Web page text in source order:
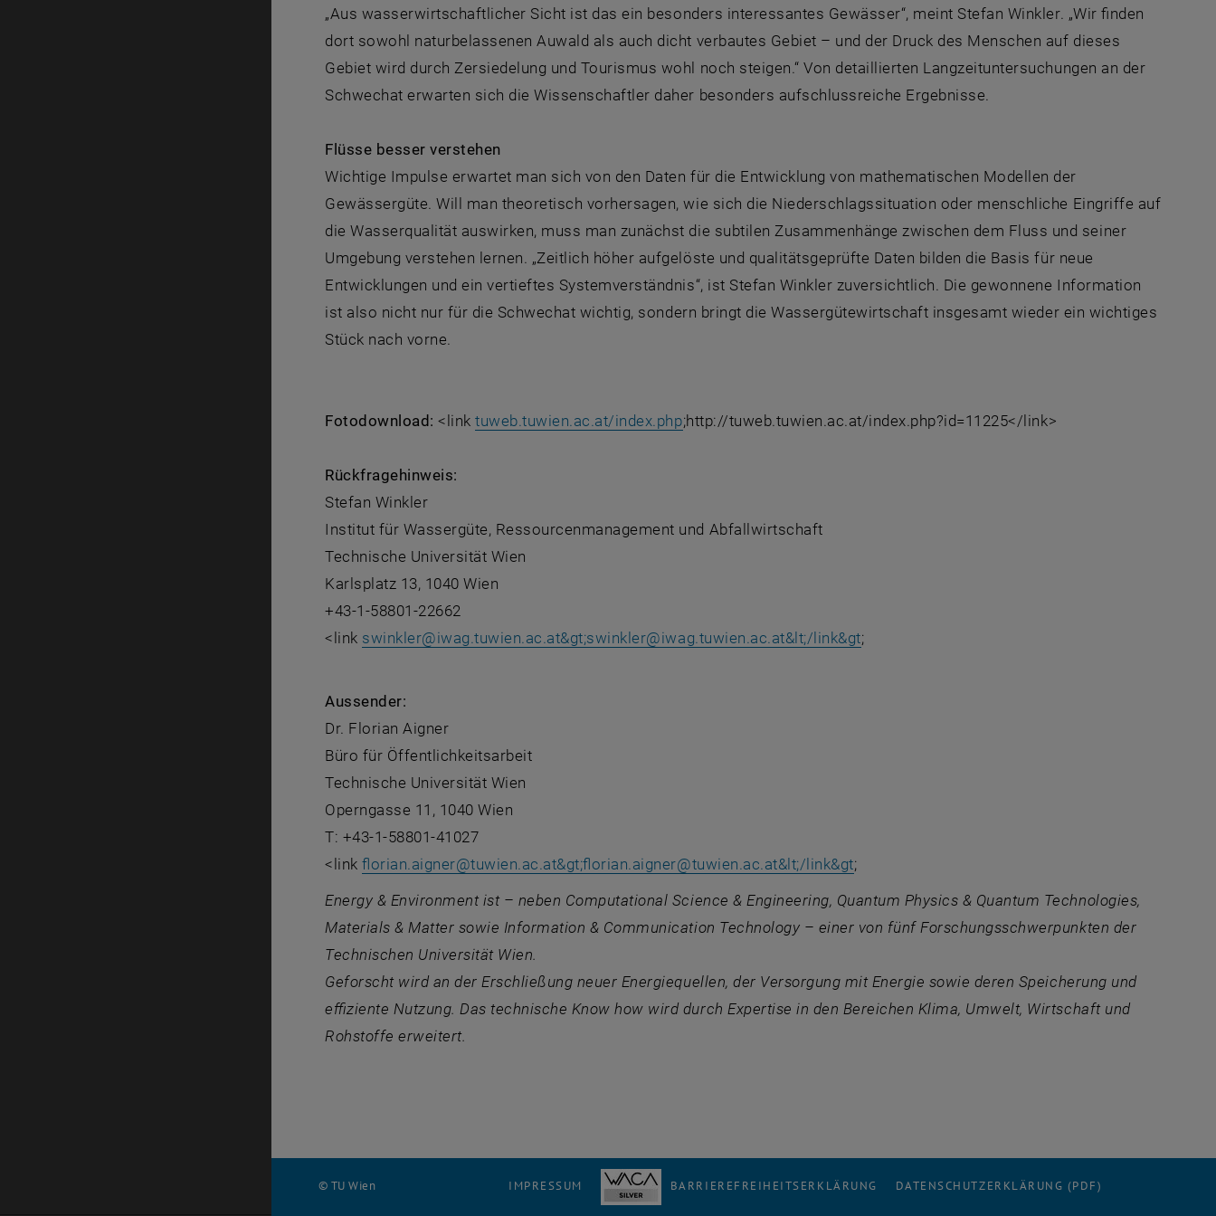
„Aus wasserwirtschaftlicher Sicht ist das ein besonders interessantes Gewässer“, meint Stefan Winkler. „Wir finden
dort sowohl naturbelassenen Auwald als auch dicht verbautes Gebiet – und der Druck des Menschen auf dieses
Gebiet wird durch Zersiedelung und Tourismus wohl noch steigen.“ Von detaillierten Langzeituntersuchungen an der
Schwechat erwarten sich die Wissenschaftler daher besonders aufschlussreiche Ergebnisse.
Flüsse besser verstehen
Wichtige Impulse erwartet man sich von den Daten für die Entwicklung von mathematischen Modellen der
Gewässergüte. Will man theoretisch vorhersagen, wie sich die Niederschlagssituation oder menschliche Eingriffe auf
die Wasserqualität auswirken, muss man zunächst die subtilen Zusammenhänge zwischen dem Fluss und seiner
Umgebung verstehen lernen. „Zeitlich höher aufgelöste und qualitätsgeprüfte Daten bilden die Basis für neue
Entwicklungen und ein vertieftes Systemverständnis“, ist Stefan Winkler zuversichtlich. Die gewonnene Information
ist also nicht nur für die Schwechat wichtig, sondern bringt die Wassergütewirtschaft insgesamt wieder ein wichtiges
Stück nach vorne.
Fotodownload: <linktuweb.tuwien.ac.at/index.php;http://tuweb.tuwien.ac.at/index.php?id=11225</link>
Rückfragehinweis:
Stefan Winkler
Institut für Wassergüte, Ressourcenmanagement und Abfallwirtschaft
Technische Universität Wien
Karlsplatz 13, 1040 Wien
+43-1-58801-22662
<link swinkler@iwag.tuwien.ac.at&gt;swinkler@iwag.tuwien.ac.at&lt;/link&gt;
Aussender:
Dr. Florian Aigner
Büro für Öffentlichkeitsarbeit
Technische Universität Wien
Operngasse 11, 1040 Wien
T: +43-1-58801-41027
<linkflorian.aigner@tuwien.ac.at&gt;florian.aigner@tuwien.ac.at&lt;/link&gt;
Energy & Environmentist – neben Computational Science & Engineering, Quantum Physics & Quantum Technologies,
Materials & Matter sowie Information & Communication Technology – einer von fünf Forschungsschwerpunkten der
Technischen Universität Wien.
Geforscht wird an der Erschließung neuer Energiequellen, der Versorgung mit Energie sowie deren Speicherung und
effiziente Nutzung. Das technische Know how wird durch Expertise in den Bereichen Klima, Umwelt, Wirtschaft und
Rohstoffe erweitert.
© TU Wien IMPRESSUM BARRIEREFREIHEITSERKLÄRUNG DATENSCHUTZERKLÄRUNG (PDF)